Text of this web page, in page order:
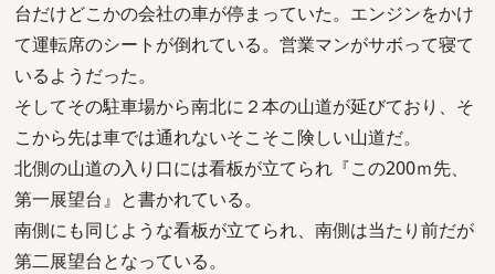
台だけどこかの会社の車が停まっていた。エンジンをかけ
て運転席のシートが倒れている。営業マンがサボって寝て
いるようだった。
そしてその駐車場から南北に２本の山道が延びており、そ
こから先は車では通れないそこそこ険しい山道だ。
北側の山道の入り口には看板が立てられ『この200ｍ先、
第一展望台』と書かれている。
南側にも同じような看板が立てられ、南側は当たり前だが
第二展望台となっている。